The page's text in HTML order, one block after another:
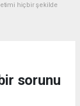
hiçbir şekilde
sorunu